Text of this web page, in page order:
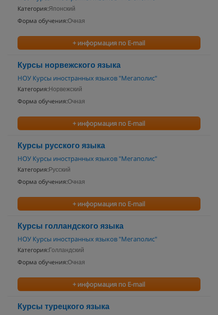
Категория:Японский
Форма обучения:Очная
+ информация по E-mail
Курсы норвежского языка
НОУ Курсы иностранных языков "Мегаполис"
Категория: Норвежский
Форма обучения:Очная
+ информация по E-mail
Курсы русского языка
НОУ Курсы иностранных языков "Мегаполис"
Категория: Русский
Форма обучения:Очная
+ информация по E-mail
Курсы голландского языка
НОУ Курсы иностранных языков "Мегаполис"
Категория: Голландский
Форма обучения:Очная
+ информация по E-mail
Курсы турецкого языка